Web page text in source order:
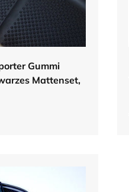
Gummi
Mattenset,